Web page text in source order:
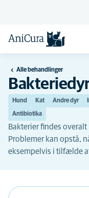
Alle behandlinger
Hund Kat Andre dyr
Antibiotika
Bakterier findes
Problemer kan opstå,
eksempelvis i tilfælde